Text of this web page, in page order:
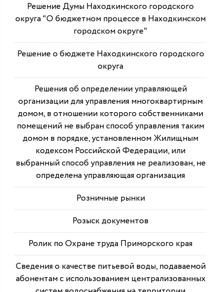
Решение Думы Находкинского городского
округа "О бюджетном процессе в Находкинском
городском округе"
Решение о бюджете Находкинского городского
округа
Решения об определении управляющей
организации для управления многоквартирным
домом, в отношении которого собственниками
помещений не выбран способ управления таким
домом в порядке, установленном Жилищным
кодексом Российской Федерации, или
выбранный способ управления не реализован, не
определена управляющая организация
Розничные рынки
Розыск документов
Ролик по Охране труда Приморского края
Сведения о качестве питьевой воды, подаваемой
абонентам с использованием централизованных